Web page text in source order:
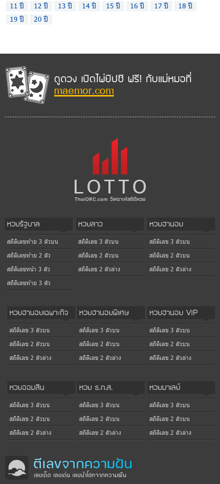
11 ปี
12 ปี 13 ปี 14 ปี 15 ปี 16 ปี 17 ปี
18 ปี
19 ปี
20 ปี
ดูดวง เปิดไพ่ยิปซี ฟรี! กับแม่หมอที่
maemor.com
หวยรัฐบาล
สถิติเลขท้าย 3 ตัวบน
สถิติเลขท้าย 2 ตัว
สถิติเลขหน้า 3 ตัว
สถิติเลขท้าย 3 ตัว
หวยลาว
สถิติเลข 3 ตัวบน
สถิติเลข 2 ตัวบน
สถิติเลข 2 ตัวล่าง
หวยฮานอย
สถิติเลข 3 ตัวบน
สถิติเลข 2 ตัวบน
สถิติเลข 2 ตัวล่าง
หวยฮานอยเฉพาะกิจ
สถิติเลข 3 ตัวบน
สถิติเลข 2 ตัวบน
สถิติเลข 2 ตัวล่าง
หวยฮานอยพิเศษ
สถิติเลข 3 ตัวบน
สถิติเลข 2 ตัวบน
สถิติเลข 2 ตัวล่าง
หวยฮานอย VIP
สถิติเลข 3 ตัวบน
สถิติเลข 2 ตัวบน
สถิติเลข 2 ตัวล่าง
หวยออมสิน
สถิติเลข 3 ตัวบน
สถิติเลข 2 ตัวบน
สถิติเลข 2 ตัวล่าง
หวย ธ.ก.ส.
สถิติเลข 3 ตัวบน
สถิติเลข 2 ตัวบน
สถิติเลข 2 ตัวล่าง
หวยมาเลย์
สถิติเลข 3 ตัวบน
สถิติเลข 2 ตัวบน
สถิติเลข 2 ตัวล่าง